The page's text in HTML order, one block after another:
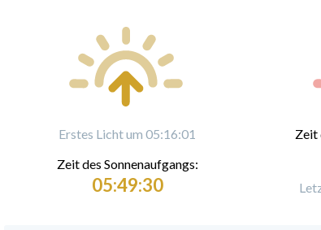
Erstes Licht um 05:16:01
Zeit des Sonnenaufgangs:
05:49:30
Zeit